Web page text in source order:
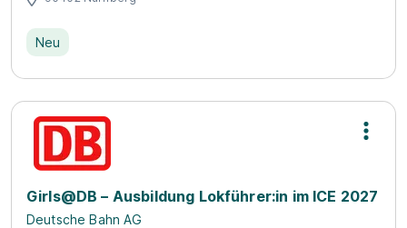
Neu
Girls@DB – Ausbildung Lokführer:in im ICE 2027
Deutsche Bahn AG